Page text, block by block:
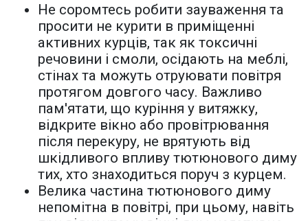
Не соромтесь робити зауваження та
просити не курити в приміщенні
активних курців, так як токсичні
речовини і смоли, осідають на меблі,
стінах та можуть отруювати повітря
протягом довгого часу. Важливо
пам'ятати, що куріння у витяжку,
відкрите вікно або провітрювання
після перекуру, не врятують від
шкідливого впливу тютюнового диму
тих, хто знаходиться поруч з курцем.
Велика частина тютюнового диму
непомітна в повітрі, при цьому, навіть